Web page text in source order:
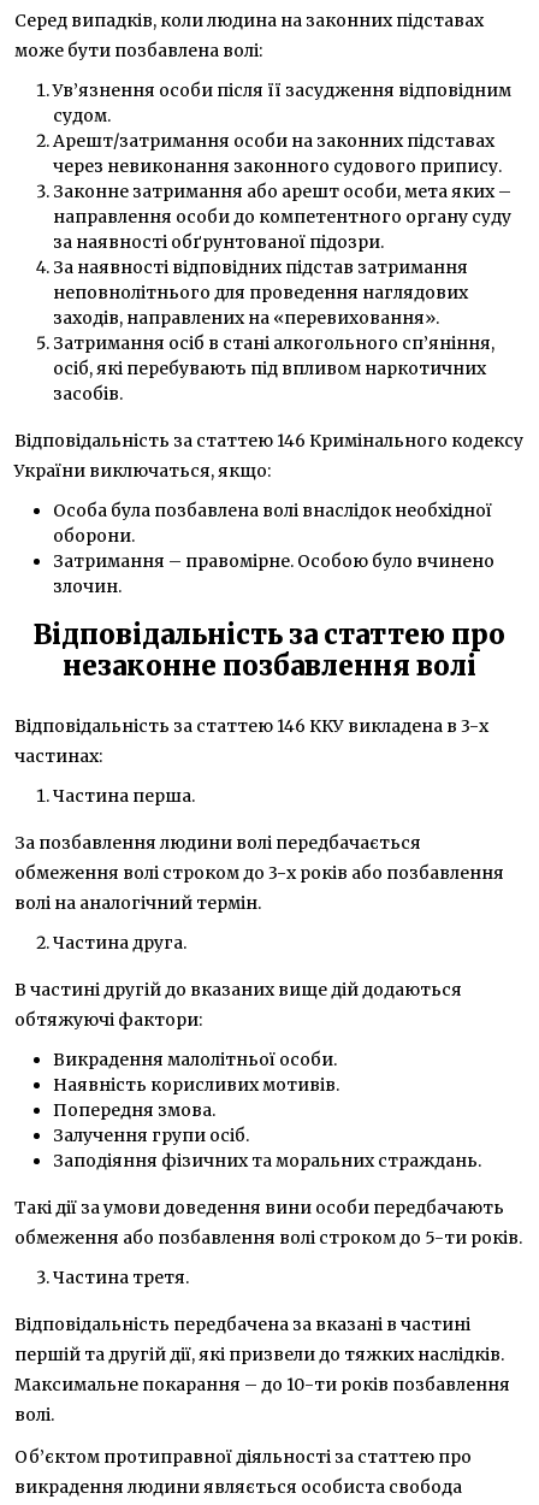
Серед випадків, коли людина на законних підставах
може бути позбавлена волі:
Ув’язнення особи після її засудження відповідним
судом.
Арешт/затримання особи на законних підставах
через невиконання законного судового припису.
Законне затримання або арешт особи, мета яких –
направлення особи до компетентного органу суду
за наявності обґрунтованої підозри.
За наявності відповідних підстав затримання
неповнолітнього для проведення наглядових
заходів, направлених на «перевиховання».
Затримання осіб в стані алкогольного сп’яніння,
осіб, які перебувають під впливом наркотичних
засобів.
Відповідальність за статтею 146 Кримінального кодексу
України виключаться, якщо:
Особа була позбавлена волі внаслідок необхідної
оборони.
Затримання – правомірне. Особою було вчинено
злочин.
Відповідальність за статтею про
незаконне позбавлення волі
Відповідальність за статтею 146 ККУ викладена в 3-х
частинах:
Частина перша.
За позбавлення людини волі передбачається
обмеження волі строком до 3-х років або позбавлення
волі на аналогічний термін.
Частина друга.
В частині другій до вказаних вище дій додаються
обтяжуючі фактори:
Викрадення малолітньої особи.
Наявність корисливих мотивів.
Попередня змова.
Залучення групи осіб.
Заподіяння фізичних та моральних страждань.
Такі дії за умови доведення вини особи передбачають
обмеження або позбавлення волі строком до 5-ти років.
Частина третя.
Відповідальність передбачена за вказані в частині
першій та другій дії, які призвели до тяжких наслідків.
Максимальне покарання – до 10-ти років позбавлення
волі.
Об’єктом протиправної діяльності за статтею про
викрадення людини являється особиста свобода